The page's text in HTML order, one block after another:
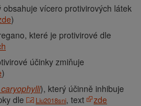
obsahuje vícero protivirových látek
)
které je protivirové dle
účinky zmiňuje
)
), který účinně inhibuje
dle
Liu2018sni, text
zde